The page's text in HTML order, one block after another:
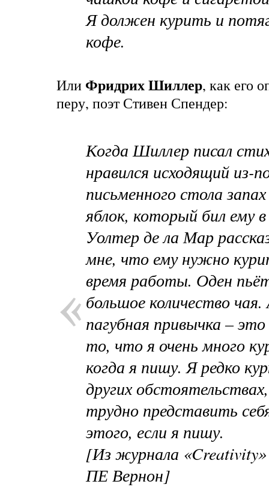
Я должен курить и
кофе.
Или Фридрих Шиллер, как его
перу, поэт Стивен Спендер:
Когда Шиллер писал
нравился исходящий из-
письменного стола
яблок, который бил ему
Уолтер де ла Мар
мне, что ему нужно
время работы. Оден
большое количество
пагубная привычка –
то, что я очень много
когда я пишу. Я редко
других
трудно представить
этого, если я пишу.
[Из журнала «Creativity»
ПЕ Вернон]